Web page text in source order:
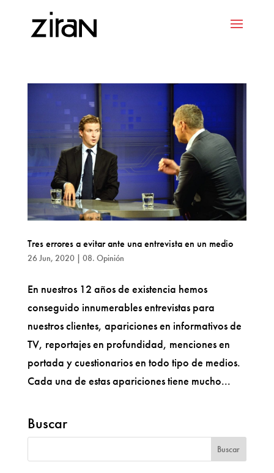
Tres errores a evitar ante una entrevista en un medio
26 Jun, 2020| 08. Opinión
En nuestros 12 años de existencia hemos
conseguido innumerables entrevistas para
nuestros clientes, apariciones en informativos de
TV, reportajes en profundidad, menciones en
portada y cuestionarios en todo tipo de medios.
Cada una de estas apariciones tiene mucho...
Buscar